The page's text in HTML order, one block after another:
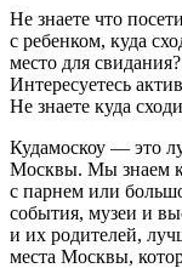
Не знаете что
с ребенком, куда
место для
Интересуетесь
Не знаете куда
Кудамоскоу — это
Москвы. Мы знаем
с парнем или
события, музеи и
и их родителей,
места Москвы,